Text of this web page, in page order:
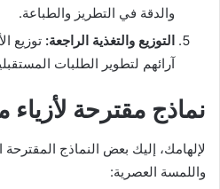
والدقة في التطريز والطباعة.
التوزيع والتغذية الراجعة: توزيع
آرائهم لتطوير الطلبات
نماذج مقترحة لأزياء
لإلهامك، إليك بعض النماذج المقترحة
واللمسة العصرية: